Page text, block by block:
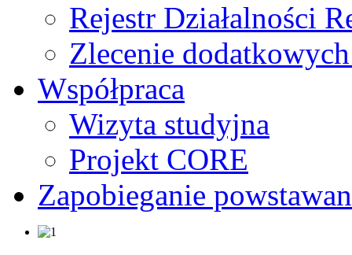
Rejestr Działalności
Zlecenie dodatkowych
Współpraca
Wizyta studyjna
Projekt CORE
Zapobieganie